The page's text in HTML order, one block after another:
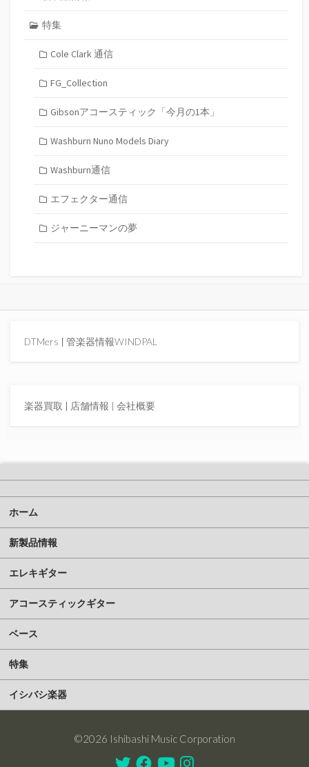
特集
Cole Clark 通信
FG_Collection
Gibsonアコースティック「今月の1本」
Washburn Nuno Models Diary
Washburn通信
エフェクター通信
ジャーニーマンの夢
DTMers | 管楽器情報WINDPAL
楽器買取 | 店舗情報 | 会社概要
ホーム
新製品情報
エレキギター
アコースティックギター
ベース
特集
イシバシ楽器
©2026 Ishibashi Music Corporation
TwitterFacebook
YoutubeInstagram